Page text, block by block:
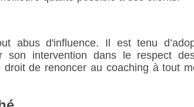
abus d'influence. Il est tenu
son intervention dans le respect
de renoncer au coaching à tout